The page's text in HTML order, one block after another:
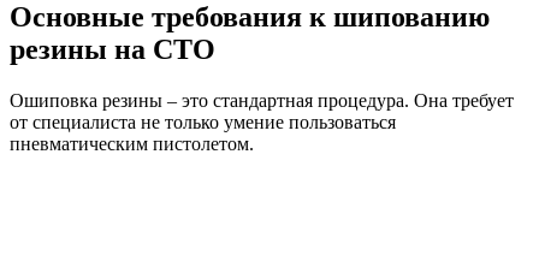
Основные требования к шипованию
резины на СТО
Ошиповка резины – это стандартная процедура. Она требует
от специалиста не только умение пользоваться
пневматическим пистолетом.